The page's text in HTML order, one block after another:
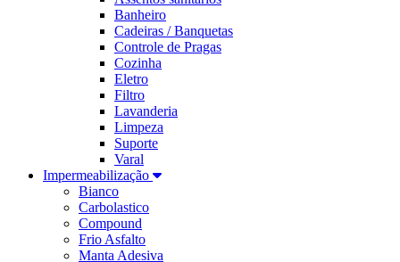
Banheiro
Cadeiras / Banquetas
Controle de Pragas
Cozinha
Eletro
Filtro
Lavanderia
Limpeza
Suporte
Varal
Impermeabilização
Bianco
Carbolastico
Compound
Frio Asfalto
Manta Adesiva